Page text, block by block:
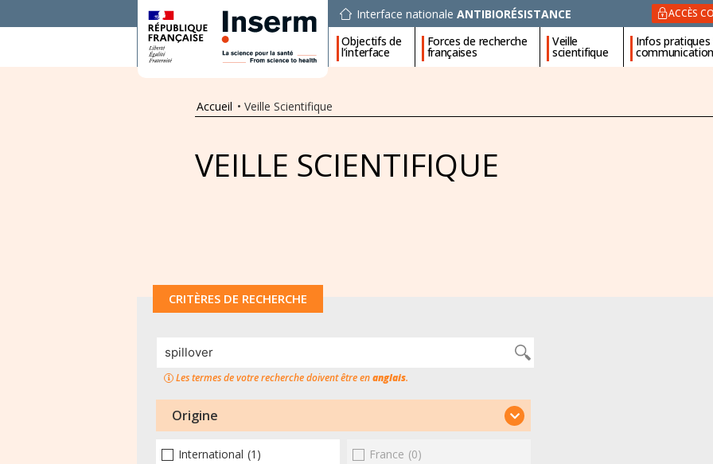
Interface nationale ANTIBIORÉSISTANCE ACCÈS
Objectifs de
l’interface
Forces de recherche
françaises
Veille
scientifique
Infos
Accueil • Veille Scientifique
VEILLE SCIENTIFIQUE
CRITÈRES DE RECHERCHE
Les termes de votre recherche doivent être enanglais.
Origine
International (1) France (0)